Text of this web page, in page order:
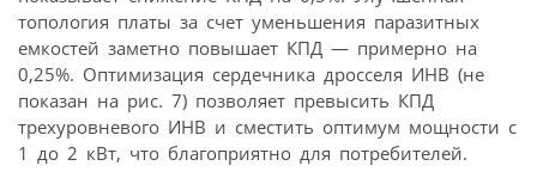
топология платы за счет уменьшения паразитных
емкостей заметно повышает КПД — примерно на
0,25%. Оптимизация сердечника дросселя ИНВ (не
показан на рис. 7) позволяет превысить КПД
трехуровневого ИНВ и сместить оптимум мощности с
1 до 2 кВт, что благоприятно для потребителей.